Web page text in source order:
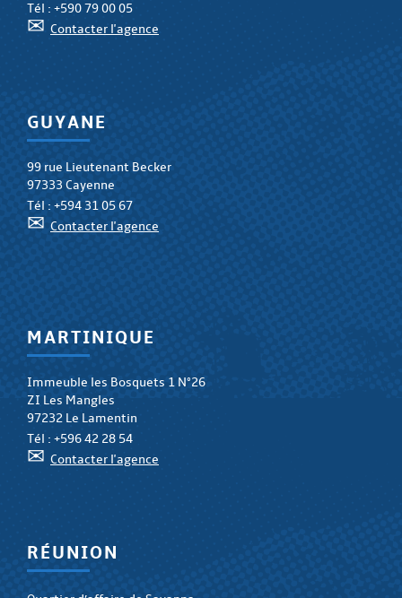
Tél : +590 79 00 05
✉ Contacter l'agence
GUYANE
99 rue Lieutenant Becker
97333 Cayenne
Tél : +594 31 05 67
✉ Contacter l'agence
MARTINIQUE
Immeuble les Bosquets 1 N°26
ZI Les Mangles
97232 Le Lamentin
Tél : +596 42 28 54
✉ Contacter l'agence
RÉUNION